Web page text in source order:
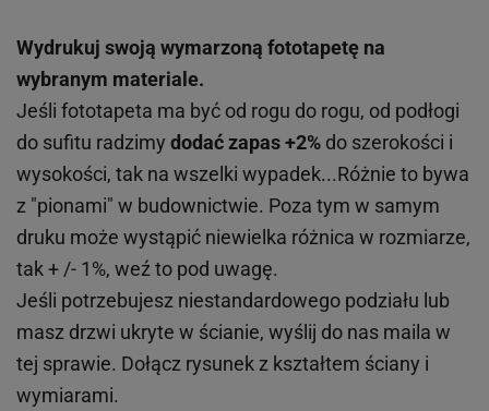
Wydrukuj swoją wymarzoną fototapetę na
wybranym materiale.
Jeśli fototapeta ma być od rogu do rogu, od podłogi
do sufitu radzimy dodać zapas +2% do szerokości i
wysokości, tak na wszelki wypadek...Różnie to bywa
z "pionami" w budownictwie. Poza tym w samym
druku może wystąpić niewielka różnica w rozmiarze,
tak + /- 1%, weź to pod uwagę.
Jeśli potrzebujesz niestandardowego podziału lub
masz drzwi ukryte w ścianie, wyślij do nas maila w
tej sprawie. Dołącz rysunek z kształtem ściany i
wymiarami.